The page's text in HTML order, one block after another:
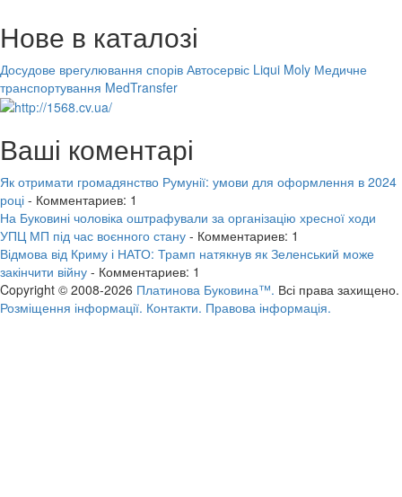
Нове в каталозі
Досудове врегулювання спорів Автосервіс Liqui Moly Медичне
транспортування MedTransfer
Ваші коментарі
Як отримати громадянство Румунії: умови для оформлення в 2024
році - Комментариев: 1
На Буковині чоловіка оштрафували за організацію хресної ходи
УПЦ МП під час воєнного стану - Комментариев: 1
Відмова від Криму і НАТО: Трамп натякнув як Зеленський може
закінчити війну - Комментариев: 1
Copyright © 2008-2026 Платинова Буковина™. Всі права захищено.
Розміщення інформації. Контакти. Правова інформація.